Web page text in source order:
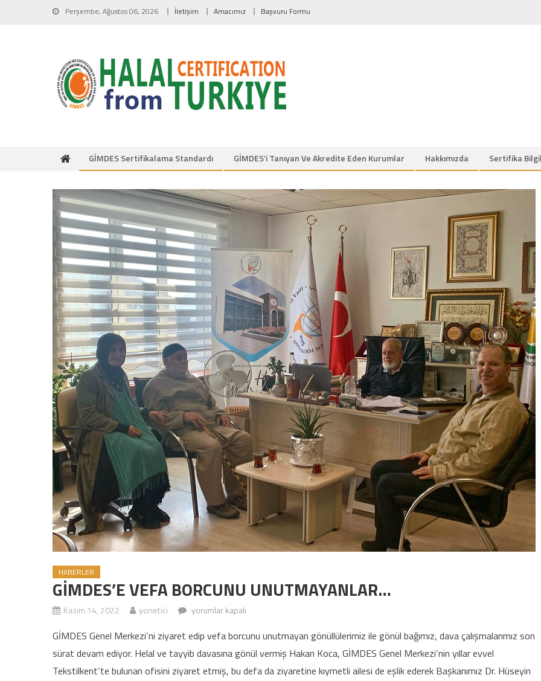
Skip to content Perşembe, Ağustos 06, 2026 İletişim Amacımız Başvuru Formu
GİMDES Sertifikalama Standardı GİMDES’i Tanıyan Ve Akredite Eden Kurumlar Hakkımızda Sertifika
HABERLER
GİMDES’E VEFA BORCUNU UNUTMAYANLAR…
Kasım 14, 2022 yonetici GİMDES’E VEFA BORCUNU UNUTMAYANLAR… için
yorumlar kapalı
GİMDES Genel Merkezi’ni ziyaret edip vefa borcunu unutmayan gönüllülerimiz ile gönül bağımız, dava çalışmalarımız son
sürat devam ediyor. Helal ve tayyib davasına gönül vermiş Hakan Koca, GİMDES Genel Merkezi’nin yıllar evvel
Tekstilkent’te bulunan ofisini ziyaret etmiş, bu defa da ziyaretine kıymetli ailesi de eşlik ederek Başkanımız Dr. Hüseyin